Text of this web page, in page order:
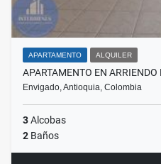
APARTAMENTO ALQUILER
APARTAMENTO EN
Envigado, Antioquia, Colombia
3Alcobas
2 Baños